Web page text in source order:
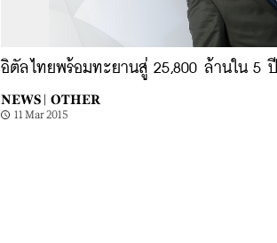
อิตัลไทยพร้อมทะยานสู่ 25,800 ล้านใน 5 ปี
NEWS | OTHER
11 Mar 2015